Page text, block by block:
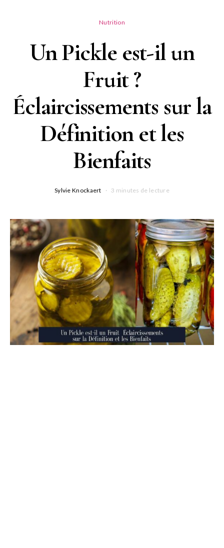
Nutrition
Un Pickle est-il un
Fruit ?
Éclaircissements sur la
Définition et les
Bienfaits
Sylvie Knockaert 3 minutes de lecture